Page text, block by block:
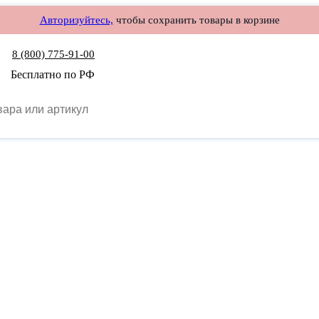
Авторизуйтесь, чтобы сохранить товары в корзине
8 (800) 775-91-00
Бесплатно по РФ